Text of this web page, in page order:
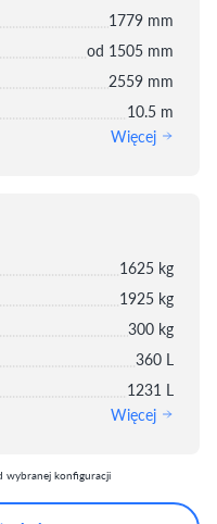
1779 mm
od 1505 mm
2559 mm
10.5 m
Więcej
1625 kg
1925 kg
300 kg
360 L
1231 L
Więcej
wybranej konfiguracji